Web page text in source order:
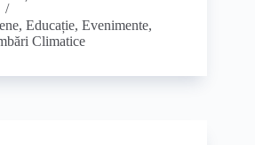
, Educație, Evenimente,
Climatice